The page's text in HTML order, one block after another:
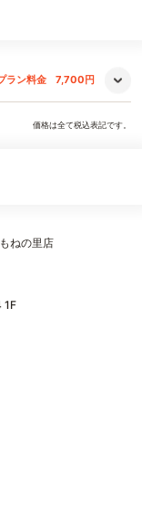
ラン料金 7,700円
価格は全て税込表記です。
ねの里店
1F